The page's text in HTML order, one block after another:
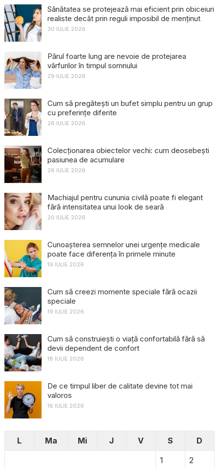
Sănătatea se protejează mai eficient prin obiceiuri
realiste decât prin reguli imposibil de menținut
30 IULIE 2026
Părul foarte lung are nevoie de protejarea
vârfurilor în timpul somnului
29 IULIE 2026
Cum să pregătești un bufet simplu pentru un grup
cu preferințe diferite
28 IULIE 2026
Colecționarea obiectelor vechi: cum deosebești
pasiunea de acumulare
28 IULIE 2026
Machiajul pentru cununia civilă poate fi elegant
fără intensitatea unui look de seară
20 IULIE 2026
Cunoașterea semnelor unei urgențe medicale
poate face diferența în primele minute
19 IULIE 2026
Cum să creezi momente speciale fără ocazii
speciale
19 IULIE 2026
Cum să construiești o viață confortabilă fără să
devii dependent de confort
18 IULIE 2026
De ce timpul liber de calitate devine tot mai
valoros
16 IULIE 2026
L Ma Mi J V S
D
1
2